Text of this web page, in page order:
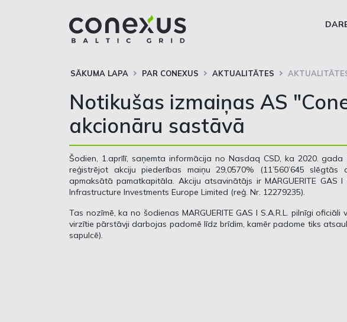
SĀKUMA LAPA PAR CONEXUS AKTUALITĀTES
Notikušas izmaiņas AS
akcionāru sastāvā
Šodien, 1.aprīlī, saņemta informācija no Nasdaq CSD, ka 2020.
reģistrējot akciju piederības maiņu 29,0570% (11’560’645
apmaksātā pamatkapitāla. Akciju atsavinātājs ir MARGUERITE GAS
Infrastructure Investments Europe Limited (reģ. Nr. 12279235).
Tas nozīmē, ka no šodienas MARGUERITE GAS I S.A.R.L. pilnīgi
virzītie pārstāvji darbojas padomē līdz brīdim, kamēr padome tiks
sapulcē).